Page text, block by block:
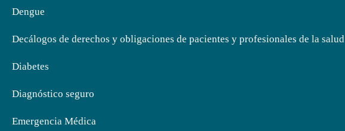
Dengue
Decálogos de derechos y obligaciones de pacientes y profesionales de la salud
Diabetes
Diagnóstico seguro
Emergencia Médica